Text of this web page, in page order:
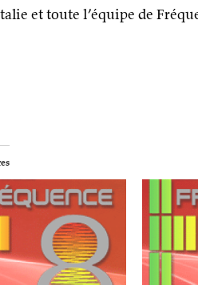
et toute l’équipe de